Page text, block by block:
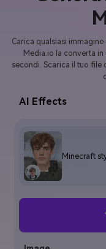
Carica qualsiasi
Media.io la converta
secondi. Scarica il tuo file
AI Effects
Minecraft